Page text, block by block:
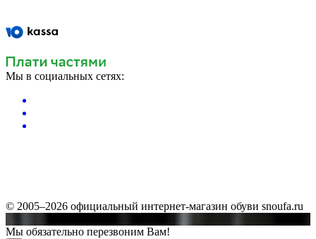
Мы в социальных сетях:
© 2005–2026 официальный интернет-магазин обуви snoufa.ru
Мы обязательно перезвоним Вам!